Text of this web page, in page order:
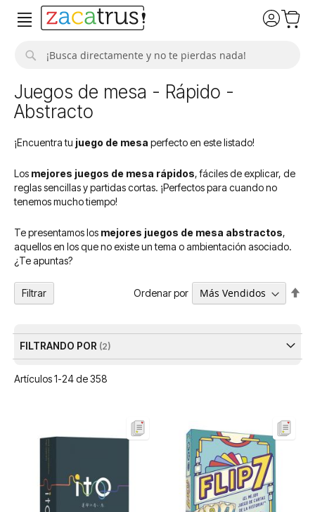
Juegos de mesa - Rápido -
Abstracto
¡Encuentra tu juego de mesa perfecto en este listado!
Los mejores juegos de mesa rápidos, fáciles de explicar, de
reglas sencillas y partidas cortas. ¡Perfectos para cuando no
tenemos mucho tiempo!
Te presentamos los mejores juegos de mesa abstractos,
aquellos en los que no existe un tema o ambientación asociado.​
¿Te apuntas?
Artículos1-24de358
Ordenar por
Filtrar
FILTRANDO POR